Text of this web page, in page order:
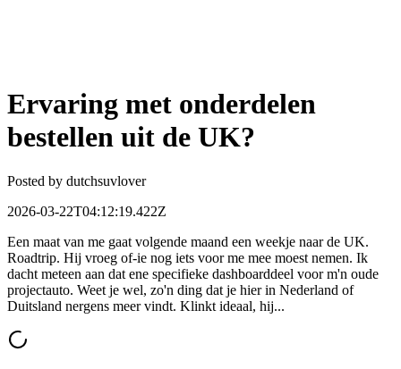
Ervaring met onderdelen
bestellen uit de UK?
Posted by dutchsuvlover
2026-03-22T04:12:19.422Z
Een maat van me gaat volgende maand een weekje naar de UK.
Roadtrip. Hij vroeg of-ie nog iets voor me mee moest nemen. Ik
dacht meteen aan dat ene specifieke dashboarddeel voor m'n oude
projectauto. Weet je wel, zo'n ding dat je hier in Nederland of
Duitsland nergens meer vindt. Klinkt ideaal, hij...